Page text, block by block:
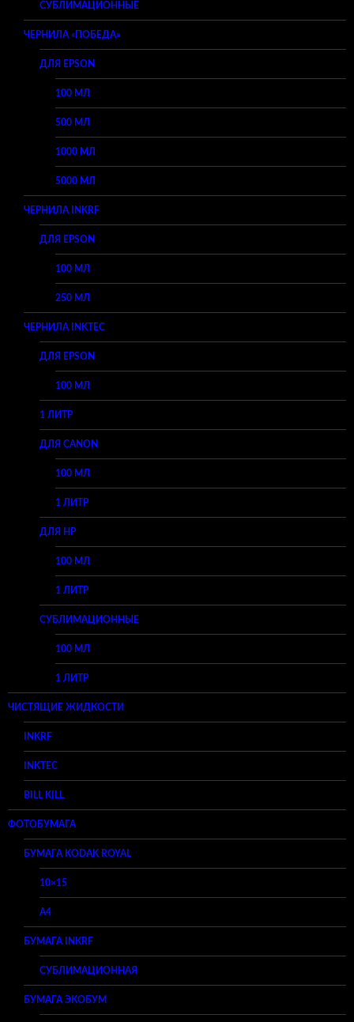
СУБЛИМАЦИОННЫЕ
ЧЕРНИЛА «ПОБЕДА»
ДЛЯ EPSON
100 МЛ
500 МЛ
1000 МЛ
5000 МЛ
ЧЕРНИЛА INKRF
ДЛЯ EPSON
100 МЛ
250 МЛ
ЧЕРНИЛА INKTEC
ДЛЯ EPSON
100 МЛ
1 ЛИТР
ДЛЯ CANON
100 МЛ
1 ЛИТР
ДЛЯ HP
100 МЛ
1 ЛИТР
СУБЛИМАЦИОННЫЕ
100 МЛ
1 ЛИТР
ЧИСТЯЩИЕ ЖИДКОСТИ
INKRF
INKTEC
BILL KILL
ФОТОБУМАГА
БУМАГА KODAK ROYAL
10×15
A4
БУМАГА INKRF
СУБЛИМАЦИОННАЯ
БУМАГА ЭКОБУМ